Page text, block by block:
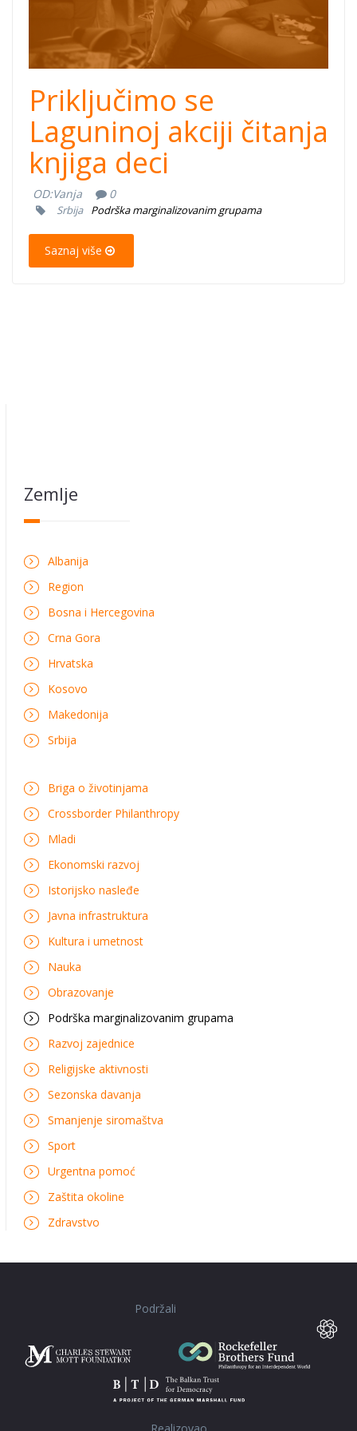
Priključimo se
Laguninoj akciji čitanja
knjiga deci
OD:Vanja 0
Srbija Podrška marginalizovanim grupama
Saznaj više
Zemlje
Albanija
Region
Bosna i Hercegovina
Crna Gora
Hrvatska
Kosovo
Makedonija
Srbija
Briga o životinjama
Crossborder Philanthropy
Mladi
Ekonomski razvoj
Istorijsko nasleđe
Javna infrastruktura
Kultura i umetnost
Nauka
Obrazovanje
Podrška marginalizovanim grupama
Razvoj zajednice
Religijske aktivnosti
Sezonska davanja
Smanjenje siromaštva
Sport
Urgentna pomoć
Zaštita okoline
Zdravstvo
Podržali
Realizovao